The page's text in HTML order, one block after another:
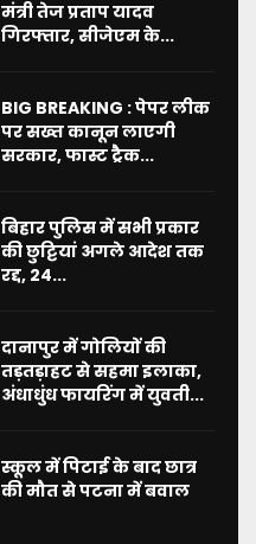
मंत्री तेज प्रताप यादव
गिरफ्तार, सीजेएम के...
BIG BREAKING : पेपर लीक
पर सख्त कानून लाएगी
सरकार, फास्ट ट्रैक...
बिहार पुलिस में सभी प्रकार
की छुट्टियां अगले आदेश तक
रद्द, 24...
दानापुर में गोलियों की
तड़तड़ाहट से सहमा इलाका,
अंधाधुंध फायरिंग में युवती...
स्कूल में पिटाई के बाद छात्र
की मौत से पटना में बवाल